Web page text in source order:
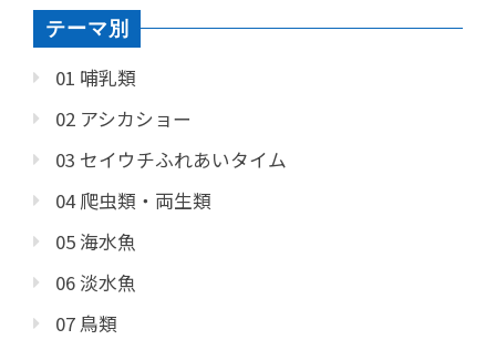
テーマ別
01 哺乳類
02 アシカショー
03 セイウチふれあいタイム
04 爬虫類・両生類
05 海水魚
06 淡水魚
07 鳥類